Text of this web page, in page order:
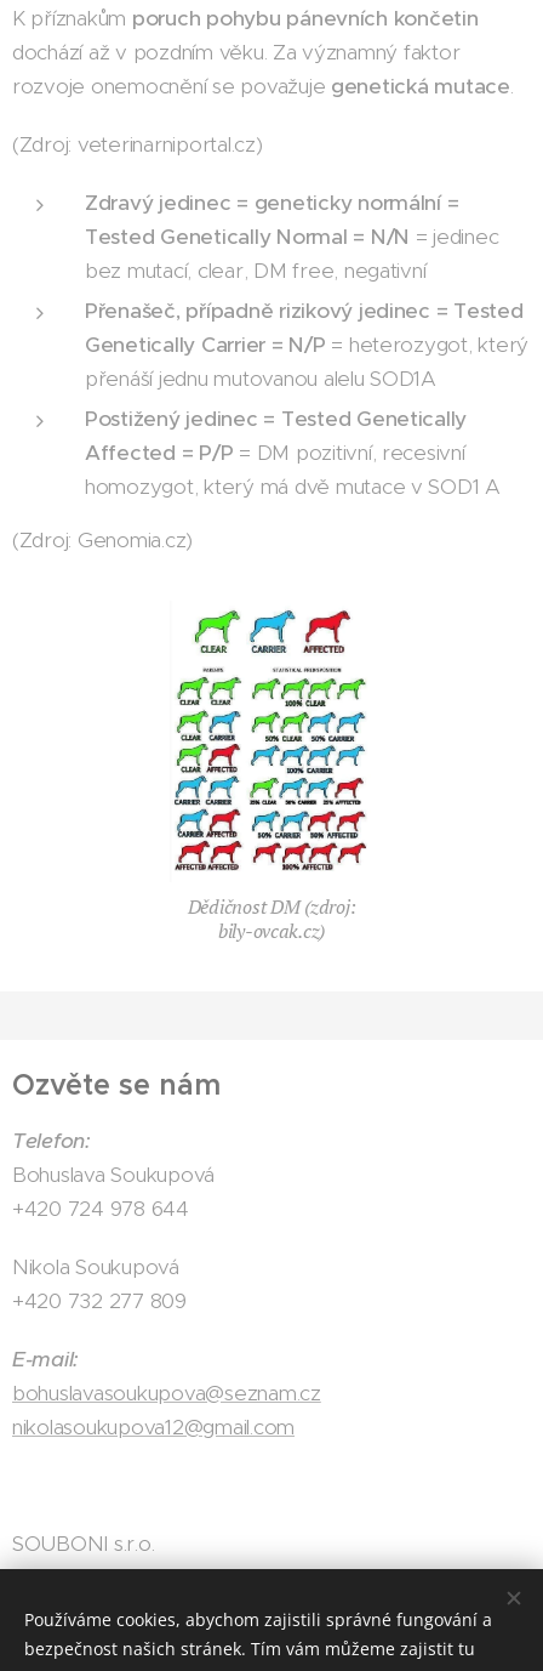
K příznakům poruch pohybu pánevních končetin
dochází až v pozdním věku. Za významný faktor
rozvoje onemocnění se považuje genetická mutace.
(Zdroj: veterinarniportal.cz)
Zdravý jedinec = geneticky normální =
Tested Genetically Normal = N/N = jedinec
bez mutací, clear, DM free, negativní
Přenašeč, případně rizikový jedinec = Tested
Genetically Carrier = N/P = heterozygot, který
přenáší jednu mutovanou alelu SOD1A
Postižený jedinec = Tested Genetically
Affected = P/P = DM pozitivní, recesivní
homozygot, který má dvě mutace v SOD1 A
(Zdroj: Genomia.cz)
Dědičnost DM (zdroj:
bily-ovcak.cz)
Ozvěte se nám
Telefon:
Bohuslava Soukupová
+420 724 978 644
Nikola Soukupová
+420 732 277 809
E-mail:
bohuslavasoukupova@seznam.cz
nikolasoukupova12@gmail.com
SOUBONI s.r.o.
Honezovice 10, Stod 333 01
Používáme cookies, abychom zajistili správné fungování a
bezpečnost našich stránek. Tím vám můžeme zajistit tu